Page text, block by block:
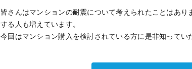
皆さんはマンションの耐震について考えられたことはあ
する人も増えています。
今回はマンション購入を検討されている方に是非知って